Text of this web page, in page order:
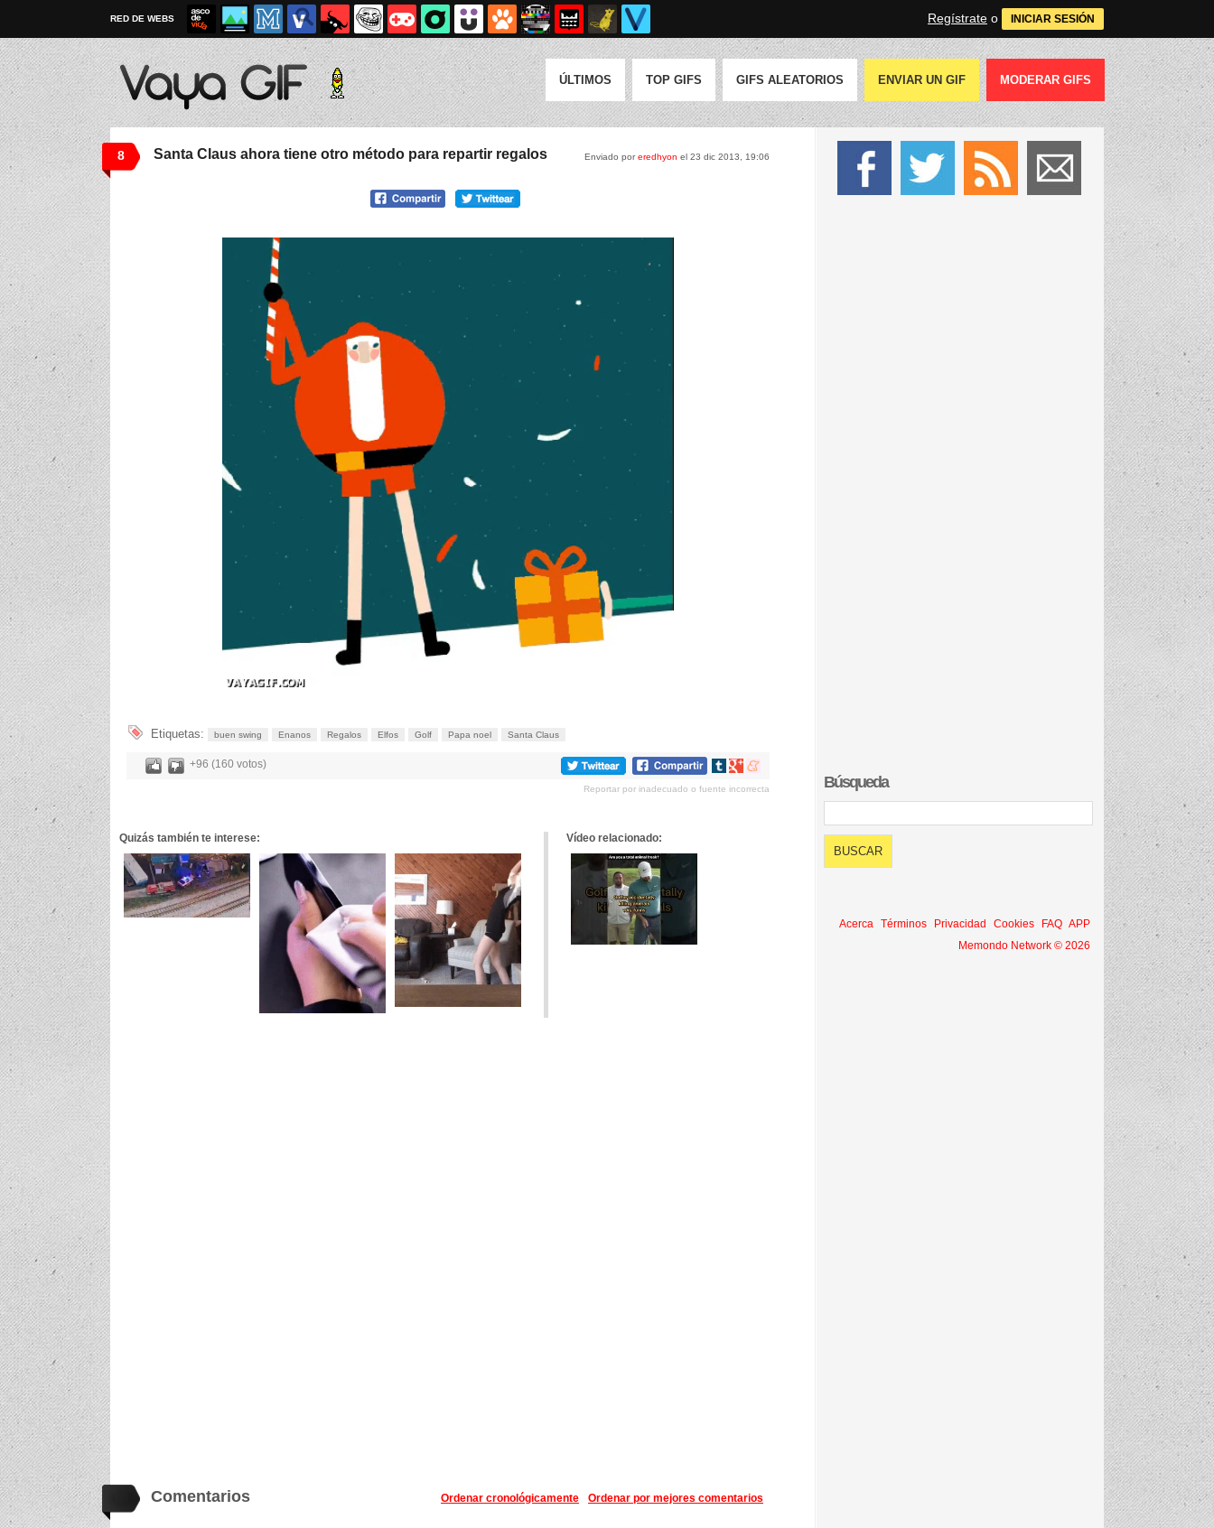
RED DE WEBS Regístrate o INICIAR SESIÓN
ÚLTIMOS TOP GIFS GIFS ALEATORIOS ENVIAR UN GIF MODERAR GIFS
8 Enviado poreredhyon el 23 dic 2013, 19:06
Santa Claus ahora tiene otro método para repartir regalos
Etiquetas: buen swing Enanos Regalos Elfos Golf Papa noel Santa Claus
+96 (160 votos)
Compartir
tumblr
Compartir
Google+
Compartir
meneame
Reportar por inadecuado o fuente incorrecta
Quizás también te interese: Vídeo relacionado:
Comentarios Ordenar por mejores comentarios
Ordenar cronológicamente
Búsqueda
Acerca Términos Privacidad Cookies FAQ APP
Memondo Network © 2026